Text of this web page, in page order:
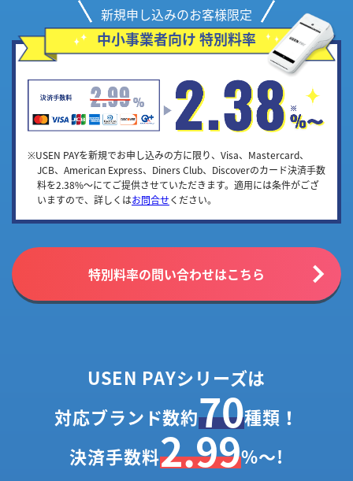
新規申し込みのお客様限定
中小事業者向け 特別料率
※USEN PAYを新規でお申し込みの方に限り、Visa、Mastercard、
JCB、American Express、Diners Club、Discoverのカード決済手数
料を2.38%～にてご提供させていただきます。適用には条件がござ
いますので、詳しくはお問合せください。
特別料率の問い合わせはこちら
USEN PAYシリーズは
対応ブランド数約70種類！
決済手数料2.99%～!